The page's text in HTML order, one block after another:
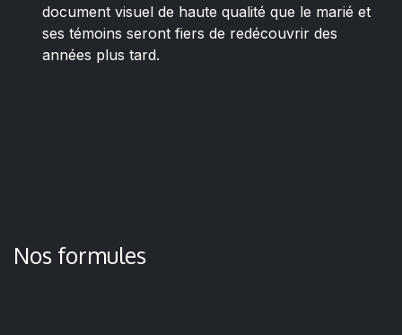
document visuel de haute qualité que le marié et
ses témoins seront fiers de redécouvrir des
années plus tard.
Nos formules